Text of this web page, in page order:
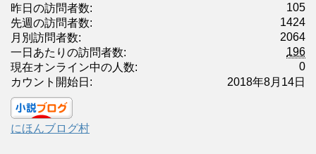
105
昨日の訪問者数:
1424
先週の訪問者数:
2064
月別訪問者数:
196
一日あたりの訪問者数:
0
現在オンライン中の人数:
2018年8月14日
カウント開始日:
にほんブログ村